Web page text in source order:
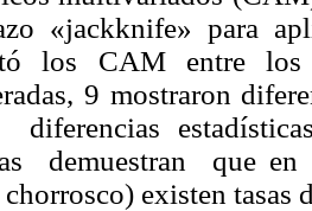
«jackknife» para
los CAM entre
9 mostraron
diferencias
demuestran
que en
existen tasas